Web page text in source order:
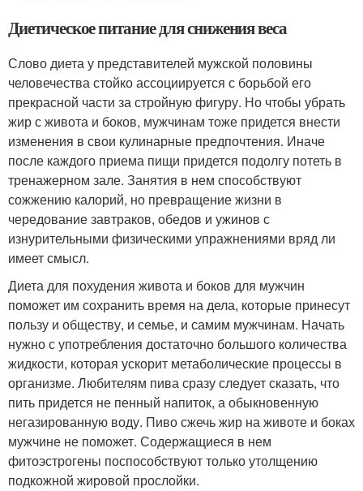
Диетическое питание для снижения веса
Слово диета у представителей мужской половины
человечества стойко ассоциируется с борьбой его
прекрасной части за стройную фигуру. Но чтобы убрать
жир с живота и боков, мужчинам тоже придется внести
изменения в свои кулинарные предпочтения. Иначе
после каждого приема пищи придется подолгу потеть в
тренажерном зале. Занятия в нем способствуют
сожжению калорий, но превращение жизни в
чередование завтраков, обедов и ужинов с
изнурительными физическими упражнениями вряд ли
имеет смысл.
Диета для похудения живота и боков для мужчин
поможет им сохранить время на дела, которые принесут
пользу и обществу, и семье, и самим мужчинам. Начать
нужно с употребления достаточно большого количества
жидкости, которая ускорит метаболические процессы в
организме. Любителям пива сразу следует сказать, что
пить придется не пенный напиток, а обыкновенную
негазированную воду. Пиво сжечь жир на животе и боках
мужчине не поможет. Содержащиеся в нем
фитоэстрогены поспособствуют только утолщению
подкожной жировой прослойки.